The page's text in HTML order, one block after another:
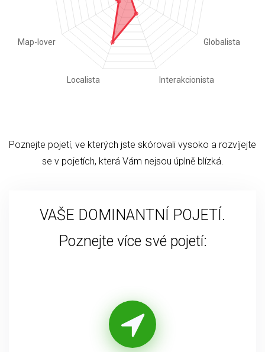
Poznejte pojetí, ve kterých jste skórovali vysoko a rozvíjejte
se v pojetích, která Vám nejsou úplně blízká.
VAŠE DOMINANTNÍ POJETÍ.
Poznejte více své pojetí: